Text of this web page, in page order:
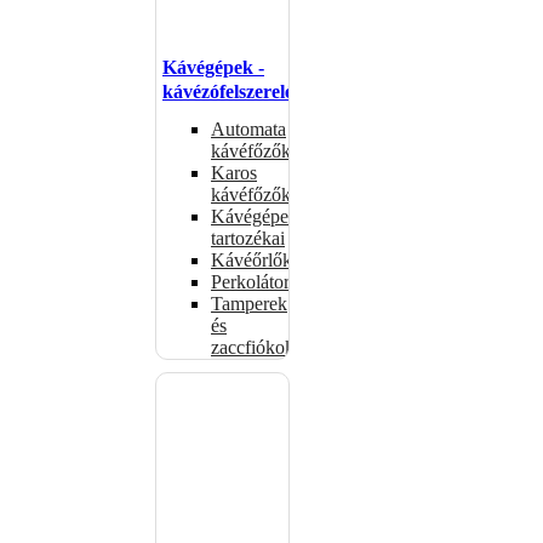
Kávégépek -
kávézófelszerelés
Automata
kávéfőzők
Karos
kávéfőzők
Kávégépek
tartozékai
Kávéőrlők
Perkolátorok
Tamperek
és
zaccfiókok